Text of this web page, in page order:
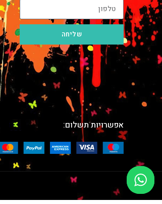
שליחה
אפשרויות תשלום: